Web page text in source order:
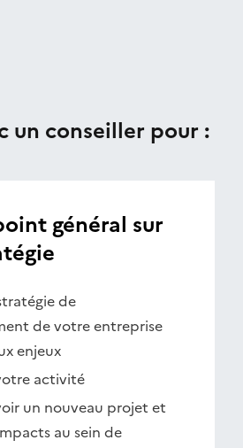
un conseiller pour :
général sur
de
de votre entreprise
enjeux
activité
un nouveau projet et
au sein de